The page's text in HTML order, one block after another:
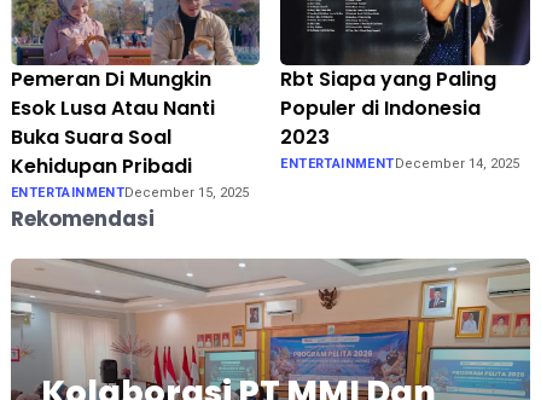
Pemeran Di Mungkin
Esok Lusa Atau Nanti
Buka Suara Soal
Kehidupan Pribadi
ENTERTAINMENTDecember 15, 2025
Rbt Siapa yang Paling
Populer di Indonesia
2023
ENTERTAINMENT December 14, 2025
Rekomendasi